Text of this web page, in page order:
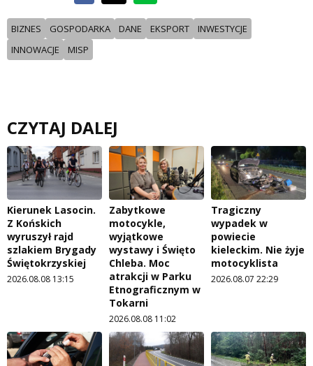
BIZNES GOSPODARKA DANE EKSPORT
INWESTYCJE
INNOWACJE
MISP
CZYTAJ DALEJ
Kierunek Lasocin.
Z Końskich
wyruszył rajd
szlakiem Brygady
Świętokrzyskiej
2026.08.08 13:15
Zabytkowe
motocykle,
wyjątkowe
wystawy i Święto
Chleba. Moc
atrakcji w Parku
Etnograficznym w
Tokarni
2026.08.08 11:02
Tragiczny
wypadek w
powiecie
kieleckim. Nie żyje
motocyklista
2026.08.07 22:29